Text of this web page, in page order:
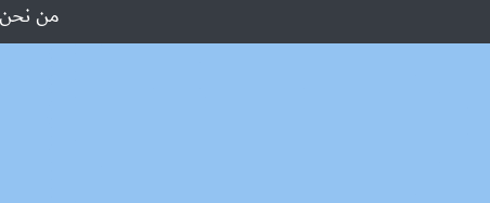
من نحن